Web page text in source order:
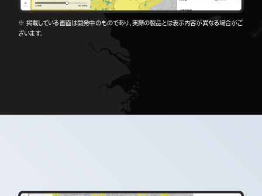
※ 掲載している画面は開発中のものであり、実際の製品とは表示内容が異なる場合がご
ざいます。